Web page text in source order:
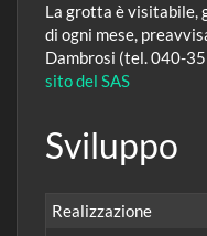
La grotta è visitabile,
di ogni mese,
Dambrosi (tel. 040-
sito del SAS
Sviluppo
Realizzazione